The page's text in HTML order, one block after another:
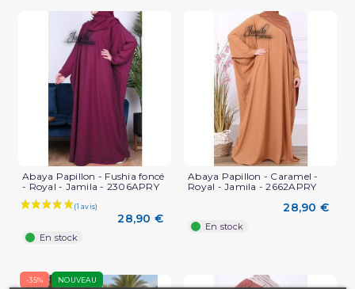
Abaya Papillon - Fushia foncé
- Royal - Jamila - 2306APRY
28,90 €
En stock
Abaya Papillon - Caramel -
Royal - Jamila - 2662APRY
28,90 €
En stock
-35% NOUVEAU